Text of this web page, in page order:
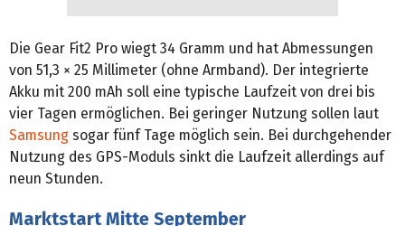
Die Gear Fit2 Pro wiegt 34 Gramm und hat Abmessungen
von 51,3 × 25 Millimeter (ohne Armband). Der integrierte
Akku mit 200 mAh soll eine typische Laufzeit von drei bis
vier Tagen ermöglichen. Bei geringer Nutzung sollen laut
Samsung sogar fünf Tage möglich sein. Bei durchgehender
Nutzung des GPS-Moduls sinkt die Laufzeit allerdings auf
neun Stunden.
Marktstart Mitte September